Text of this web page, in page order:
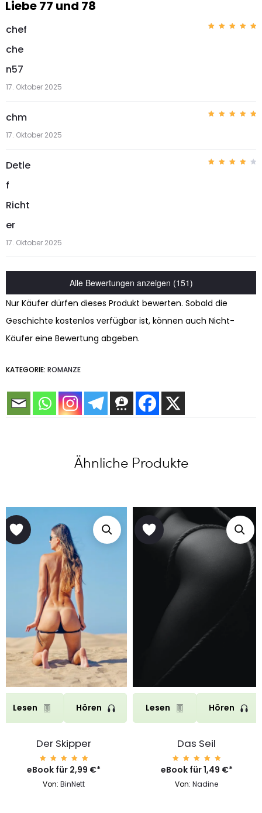
Liebe 77 und 78
chef
che
n57
17. Oktober 2025
chm
17. Oktober 2025
Detle
f
Richt
er
17. Oktober 2025
Alle Bewertungen anzeigen (151)
Nur Käufer dürfen dieses Produkt bewerten. Sobald die
Geschichte kostenlos verfügbar ist, können auch Nicht-
Käufer eine Bewertung abgeben.
KATEGORIE: ROMANZE
Ähnliche Produkte
Lesen Hören
Der Skipper
Bewerte
t mit
von 5
eBook für 2,99 €*
Von: BinNett
Lesen Hören
Das Seil
Bewerte
t mit
von 5
eBook für1,49 €*
Von:Nadine